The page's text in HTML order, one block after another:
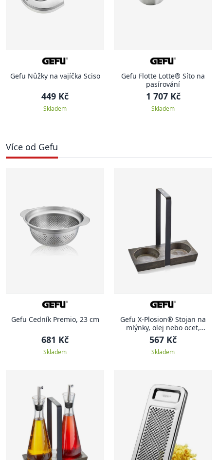
Gefu Nůžky na vajíčka Sciso
449 Kč
Skladem
Gefu Flotte Lotte® Síto na
pasírování
1 707 Kč
Skladem
Více od Gefu
Gefu Cedník Premio, 23 cm
681 Kč
Skladem
Gefu X-Plosion® Stojan na
mlýnky, olej nebo ocet,
velikost M
567 Kč
Skladem